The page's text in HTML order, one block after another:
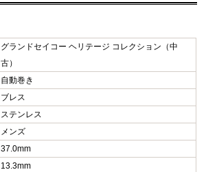
グランドセイコー ヘリテージ コレクション（中
古）
自動巻き
ブレス
ステンレス
メンズ
37.0mm
13.3mm